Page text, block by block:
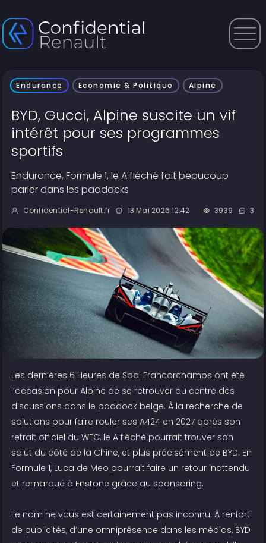
Endurance Economie & Politique Alpine
BYD, Gucci, Alpine suscite un vif
intérêt pour ses programmes
sportifs
Endurance, Formule 1, le A fléché fait beaucoup
parler dans les paddocks
Confidential-Renault.fr 13 Mai 2026 12:42 3939 3
Les dernières 6 Heures de Spa-Francorchamps ont été
l’occasion pour Alpine de se retrouver au centre des
discussions dans le paddock belge. À la recherche de
solutions pour faire rouler ses A424 en 2027 après son
retrait officiel du WEC, le A fléché pourrait trouver son
salut du côté de la Chine, et plus précisément de BYD. En
Formule 1, Luca de Meo pourrait faire un retour inattendu
et remarqué à Enstone grâce au sponsoring.
Le nom ne vous est certainement pas inconnu. À renfort
de publicités, d’une omniprésence dans les médias, BYD